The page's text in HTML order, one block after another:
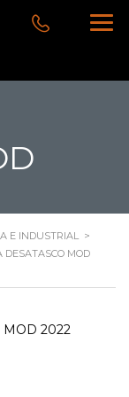
E INDUSTRIAL >
MOD
MOD 2022